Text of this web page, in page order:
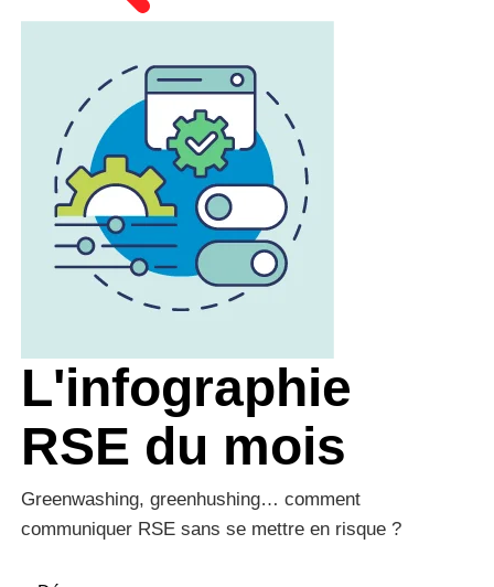
L'infographie
RSE du mois
Greenwashing, greenhushing… comment
communiquer RSE sans se mettre en risque ?